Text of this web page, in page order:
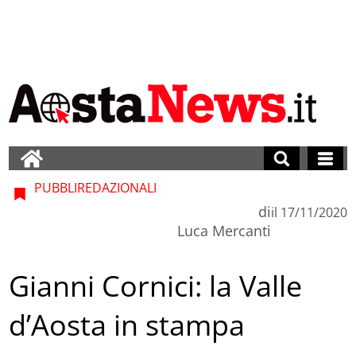
PUBBLIREDAZIONALI
di
Luca Mercanti
il 17/11/2020
Gianni Cornici: la Valle
d’Aosta in stampa